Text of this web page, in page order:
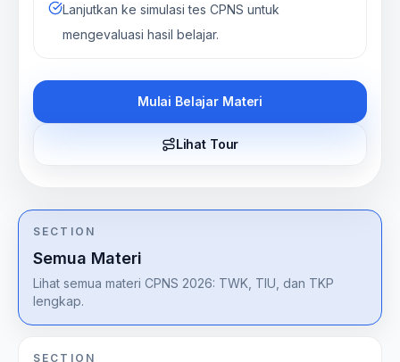
Lanjutkan ke simulasi tes CPNS untuk
mengevaluasi hasil belajar.
Mulai Belajar Materi
Lihat Tour
SECTION
Semua Materi
Lihat semua materi CPNS 2026: TWK, TIU, dan TKP
lengkap.
SECTION